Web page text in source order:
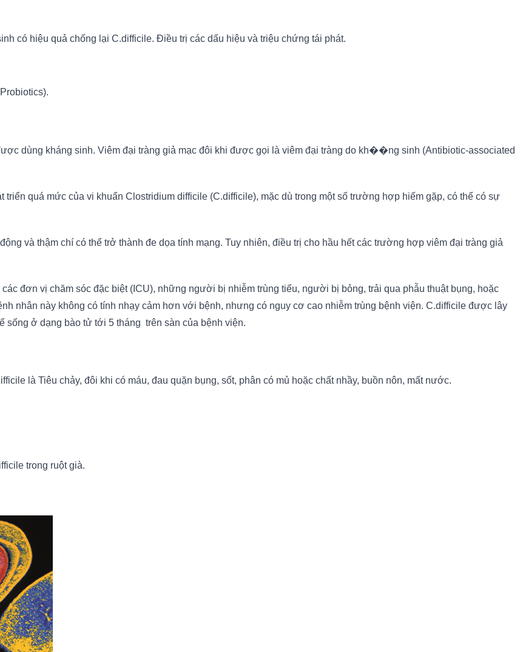
có hiệu quả chống lại C.difficile. Điều trị các dấu hiệu và triệu chứng tái phát.
dùng kháng sinh. Viêm đại tràng giả mạc đôi khi được gọi là viêm đại tràng do kh��ng sinh (Antibiotic-associated
quá mức của vi khuẩn Clostridium difficile (C.difficile), mặc dù trong một số trường hợp hiếm gặp, có thể có sự
và thậm chí có thể trở thành đe dọa tính mạng. Tuy nhiên, điều trị cho hầu hết các trường hợp viêm đại tràng giả
đơn vị chăm sóc đặc biệt (ICU), những người bị nhiễm trùng tiểu, người bị bỏng, trải qua phẫu thuật bụng, hoặc
nhân này không có tính nhạy cảm hơn với bệnh, nhưng có nguy cơ cao nhiễm trùng bệnh viện. C.difficile được lây
sống ở dạng bào tử tới 5 tháng trên sàn của bệnh viện.
là Tiêu chảy, đôi khi có máu, đau quặn bụng, sốt, phân có mủ hoặc chất nhầy, buồn nôn, mất nước.
trong ruột già.